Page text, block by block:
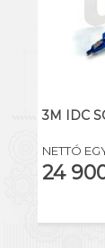
3M IDC
NETTÓ
24